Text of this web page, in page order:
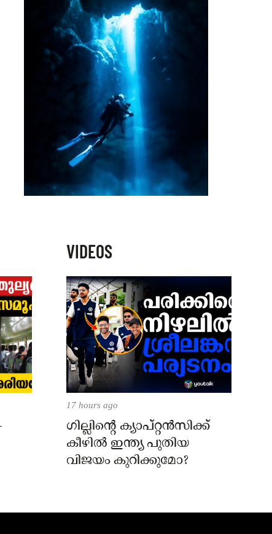
VIDEOS
17 hours ago
ഗില്ലിന്റെ ക്യാപ്റ്റന്‍സിക്ക്
കീഴില്‍ ഇന്ത്യ പുതിയ
വിജയം കുറിക്കുമോ?